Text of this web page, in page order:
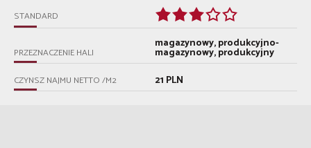
STANDARD
PRZEZNACZENIE HALI
magazynowy, produkcyjno-
magazynowy, produkcyjny
CZYNSZ NAJMU NETTO /M2 21 PLN